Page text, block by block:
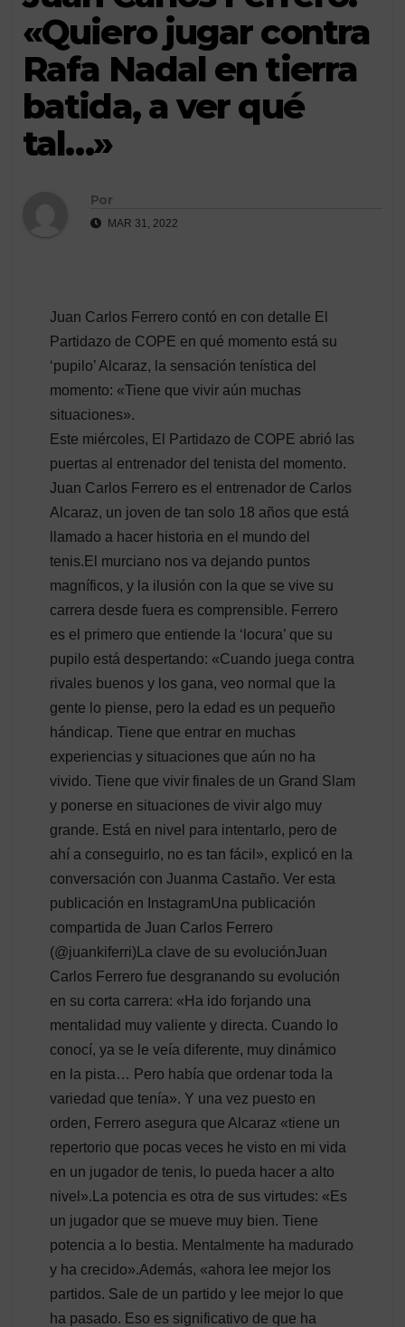
«Quiero jugar contra
Rafa Nadal en tierra
batida, a ver qué
tal…»
Por
MAR 31, 2022
Juan Carlos Ferrero contó en con detalle El
Partidazo de COPE en qué momento está su
‘pupilo’ Alcaraz, la sensación tenística del
momento: «Tiene que vivir aún muchas
situaciones».
Este miércoles, El Partidazo de COPE abrió las
puertas al entrenador del tenista del momento.
Juan Carlos Ferrero es el entrenador de Carlos
Alcaraz, un joven de tan solo 18 años que está
llamado a hacer historia en el mundo del
tenis.El murciano nos va dejando puntos
magníficos, y la ilusión con la que se vive su
carrera desde fuera es comprensible. Ferrero
es el primero que entiende la ‘locura’ que su
pupilo está despertando: «Cuando juega contra
rivales buenos y los gana, veo normal que la
gente lo piense, pero la edad es un pequeño
hándicap. Tiene que entrar en muchas
experiencias y situaciones que aún no ha
vivido. Tiene que vivir finales de un Grand Slam
y ponerse en situaciones de vivir algo muy
grande. Está en nivel para intentarlo, pero de
ahí a conseguirlo, no es tan fácil», explicó en la
conversación con Juanma Castaño. Ver esta
publicación en InstagramUna publicación
compartida de Juan Carlos Ferrero
(@juankiferri)La clave de su evoluciónJuan
Carlos Ferrero fue desgranando su evolución
en su corta carrera: «Ha ido forjando una
mentalidad muy valiente y directa. Cuando lo
conocí, ya se le veía diferente, muy dinámico
en la pista… Pero había que ordenar toda la
variedad que tenía». Y una vez puesto en
orden, Ferrero asegura que Alcaraz «tiene un
repertorio que pocas veces he visto en mi vida
en un jugador de tenis, lo pueda hacer a alto
nivel».La potencia es otra de sus virtudes: «Es
un jugador que se mueve muy bien. Tiene
potencia a lo bestia. Mentalmente ha madurado
y ha crecido».Además, «ahora lee mejor los
partidos. Sale de un partido y lee mejor lo que
ha pasado. Eso es significativo de que ha